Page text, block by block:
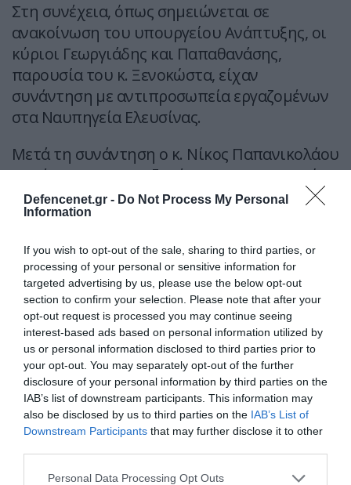
Defencenet.gr - Do Not Process My Personal
Information
If you wish to opt-out of the sale, sharing to third parties, or
processing of your personal or sensitive information for
targeted advertising by us, please use the below opt-out
section to confirm your selection. Please note that after your
opt-out request is processed you may continue seeing
interest-based ads based on personal information utilized by
us or personal information disclosed to third parties prior to
your opt-out. You may separately opt-out of the further
disclosure of your personal information by third parties on the
IAB’s list of downstream participants. This information may
also be disclosed by us to third parties on the IAB’s List of
Downstream Participants that may further disclose it to other
Please note that this website/app uses one or more Google
Personal Data Processing Opt Outs
Στη συνέχεια, όπως σημειώνεται σε
ανακοίνωση του υπουργείου Ανάπτυξης, οι
κύριοι Γεωργιάδης και Παπαθανάσης,
παρουσία του κ. Ξενοκώστα, είχαν
συνάντηση με αντιπροσωπεία εργαζομένων
στα Ναυπηγεία Ελευσίνας.
Μετά τη συνάντηση ο κ. Νίκος Παπανικολάου
εκ μέρους των εργαζομένων στα Ναυπηγεία
Ελευσίνας δήλωσε ότι«εκ μέρους των 600
εργαζομένων των Ναυπηγείων Ελευσίνας
Κυβέρνηση, τον πρωθυπουργό, Κυριάκο
Μητσοτάκη τον υπουργό, Άδωνι
Γεωργιάδη, τον αναπληρωτή υπουργό,
Νίκο Παπαθανάση καθώς και τον κ. Πάνο
Ξενοκώστα της ONEX για την επιμονή τους
όλα αυτά τα χρόνια. Είμαστε στην
ευχάριστη θέση, μετά από πάρα πολλά
χρόνια, να νιώθουμε υπερήφανοι ως
εργαζόμενοι για την επόμενη ημέρα που
έρχεται στα Ναυπηγεία Ελευσίνας. Σας
ευχαριστούμε όλους».